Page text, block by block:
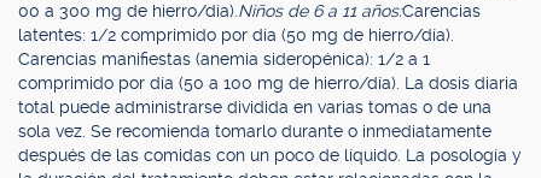
00 a 300 mg de hierro/día). Niños de 6 a 11 años:Carencias
latentes: 1/2 comprimido por día (50 mg de hierro/día).
Carencias manifiestas (anemia sideropénica): 1/2 a 1
comprimido por día (50 a 100 mg de hierro/día). La dosis diaria
total puede administrarse dividida en varias tomas o de una
sola vez. Se recomienda tomarlo durante o inmediatamente
después de las comidas con un poco de líquido. La posología y